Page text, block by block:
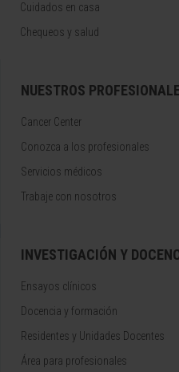
Cuidados en casa
Chequeos y salud
NUESTROS
Cancer Center
Conozca a los profesionales
Servicios médicos
Trabaje con nosotros
INVESTIGACIÓN Y
Ensayos clínicos
Docencia y formación
Residentes y Unidades Docentes
Área para profesionales